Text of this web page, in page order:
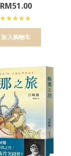
RM51.00
加入购物车